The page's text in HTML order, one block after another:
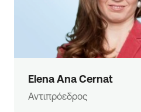
Elena Ana Cernat
Αντιπρόεδρος